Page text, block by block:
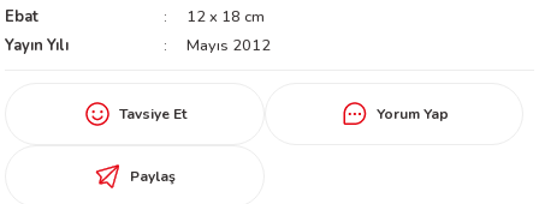
Ebat
12 x 18 cm
Yayın Yılı
Mayıs 2012
Tavsiye Et Yorum Yap
Paylaş